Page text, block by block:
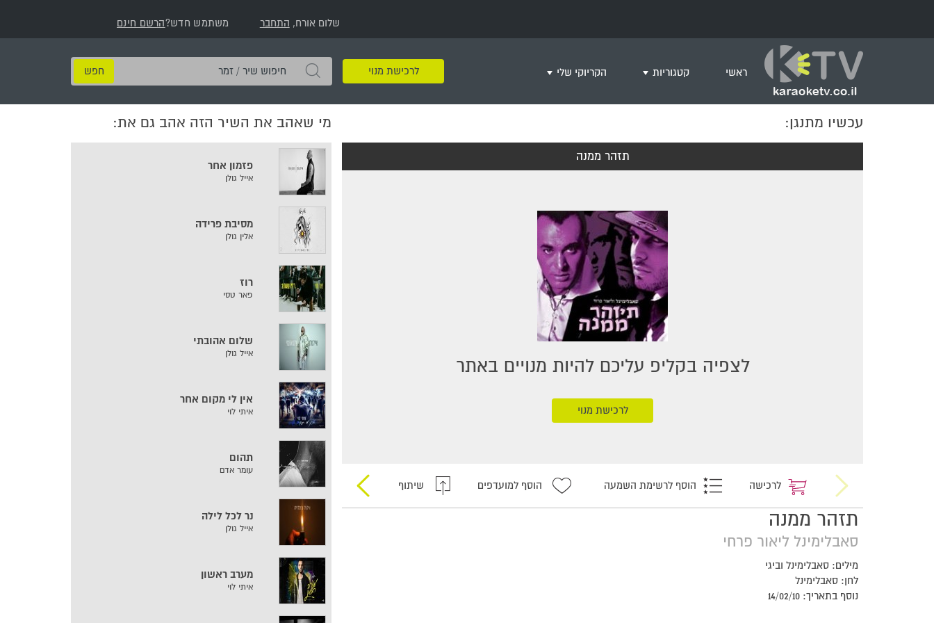
שלום אורח, התחבר משתמש חדש?הרשם חינם
ראשי קטגוריות
שירי רוק/פופ
היפ הופ
English songs
שירי ארץ ישראל
שירי אירוויזיון
מסיבת רווקות
שירי ילדים
שירי קטנטנים
שירי להקות צבאיות
הקריוקי שלי
+ צור רשימת השמעה חדשה
לרכישת מנוי
חיפוש
שיר
/
זמר
עכשיו מתנגן:
תזהר ממנה
לצפיה בקליפ עליכם להיות מנויים באתר
לרכישת מנוי
לרכישה הוסף לרשימת השמעה הוסף למועדפים שיתוף
תזהר ממנה
סאבלימינל ליאור פרחי
מילים: סאבלימינל וביגי
לחן: סאבלימינל
נוסף בתאריך: 14/02/10
מי שאהב את השיר הזה אהב גם את:
פזמון אחר
אייל גולן
מסיבת פרידה
אלין גולן
רוז
פאר טסי
שלום אהובתי
אייל גולן
אין לי מקום אחר
איתי לוי
תהום
עומר אדם
נר לכל לילה
אייל גולן
מערב ראשון
איתי לוי